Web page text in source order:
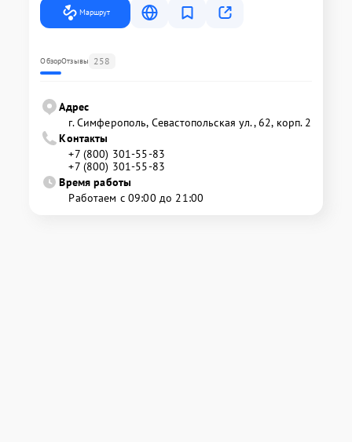
Маршрут
ОбзорОтзывы 258
Адрес
г. Симферополь, Севастопольская ул., 62, корп. 2
Контакты
+7 (800) 301-55-83
+7 (800) 301-55-83
Время работы
Работаем с 09:00 до 21:00